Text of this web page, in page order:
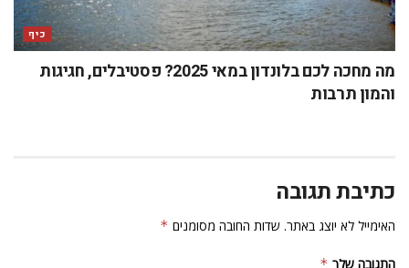
כיף
מה מחכה לכם בלונדון במאי 2025? פסטיבלים, חגיגות
והמון תרבות
כתיבת תגובה
האימייל לא יוצג באתר. שדות החובה מסומנים *
התגובה שלך *